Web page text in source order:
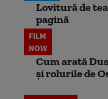
Lovitură de
pagină
FILM
NOW
Cum arată
și rolurile de